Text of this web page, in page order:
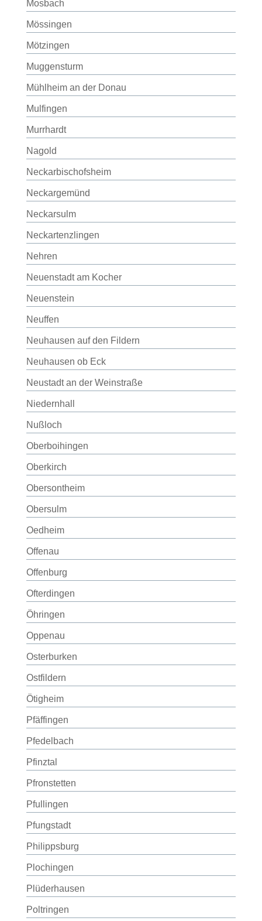
Mosbach
Mössingen
Mötzingen
Muggensturm
Mühlheim an der Donau
Mulfingen
Murrhardt
Nagold
Neckarbischofsheim
Neckargemünd
Neckarsulm
Neckartenzlingen
Nehren
Neuenstadt am Kocher
Neuenstein
Neuffen
Neuhausen auf den Fildern
Neuhausen ob Eck
Neustadt an der Weinstraße
Niedernhall
Nußloch
Oberboihingen
Oberkirch
Obersontheim
Obersulm
Oedheim
Offenau
Offenburg
Ofterdingen
Öhringen
Oppenau
Osterburken
Ostfildern
Ötigheim
Pfäffingen
Pfedelbach
Pfinztal
Pfronstetten
Pfullingen
Pfungstadt
Philippsburg
Plochingen
Plüderhausen
Poltringen